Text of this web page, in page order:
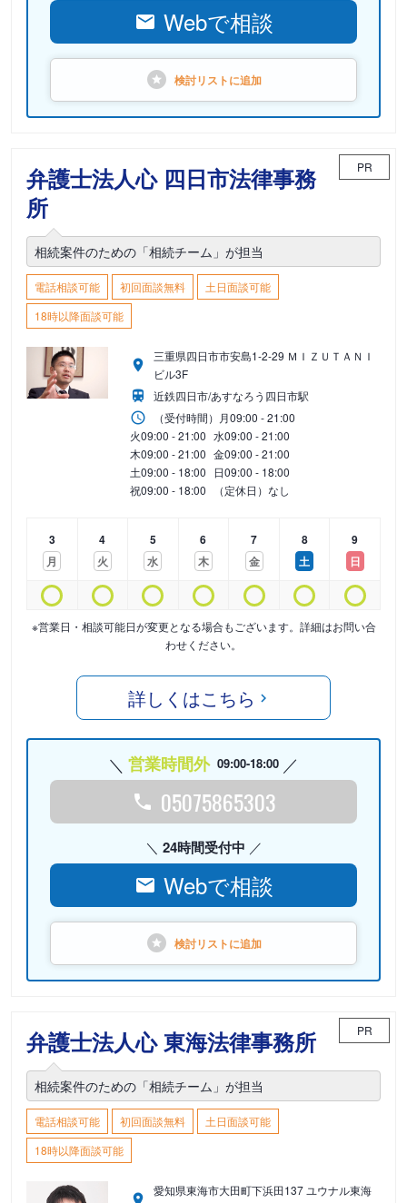
Webで相談
検討リストに追加
弁護士法人心 四日市法律事務
所
PR
相続案件のための「相続チーム」が担当
電話相談可能 初回面談無料
土日面談可能
18時以降面談可能
三重県四日市市安島1-2-29 ＭＩＺＵＴＡＮＩ
ビル3F
近鉄四日市/あすなろう四日市駅
（受付時間） 月09:00 - 21:00
火09:00 - 21:00 水09:00 - 21:00
木09:00 - 21:00 金09:00 - 21:00
土09:00 - 18:00 日09:00 - 18:00
祝09:00 - 18:00 （定休日）なし
3
月
4
火
5
水
6
木
7
金
8
土
9
日
※営業日・相談可能日が変更となる場合もございます。詳細はお問い合
わせください。
詳しくはこちら
営業時間外 09:00-18:00
05075865303
24時間受付中
Webで相談
検討リストに追加
弁護士法人心 東海法律事務所 PR
相続案件のための「相続チーム」が担当
電話相談可能 初回面談無料
土日面談可能
18時以降面談可能
愛知県東海市大田町下浜田137 ユウナル東海